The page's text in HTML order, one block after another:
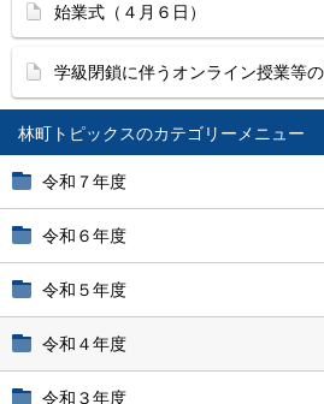
林町トピックス
令和７年度
令和６年度
令和５年度
令和４年度
令和３年度
始業式（４月６日）
学級閉鎖に伴うオンライン授業等